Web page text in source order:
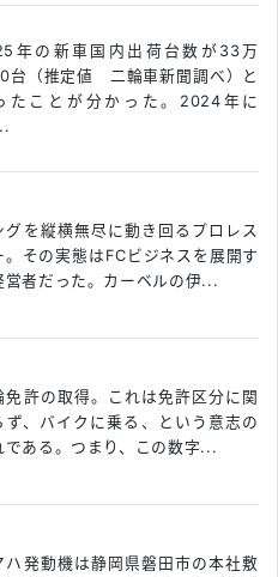
年の新車国内出荷台数が33万
台（推定値 二輪車新聞調べ）と
たことが分かった。2024年に
グを縦横無尽に動き回るプロレス
。その実態はFCビジネスを展開す
営者だった。カーベルの伊...
免許の取得。これは免許区分に関
ず、バイクに乗る、という意志の
である。つまり、この数字...
ハ発動機は静岡県磐田市の本社敷